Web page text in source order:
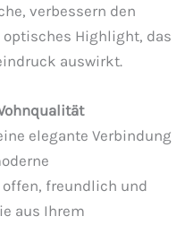
verbessern den
Highlight, das
auswirkt.
elegante Verbindung
freundlich und
aus Ihrem